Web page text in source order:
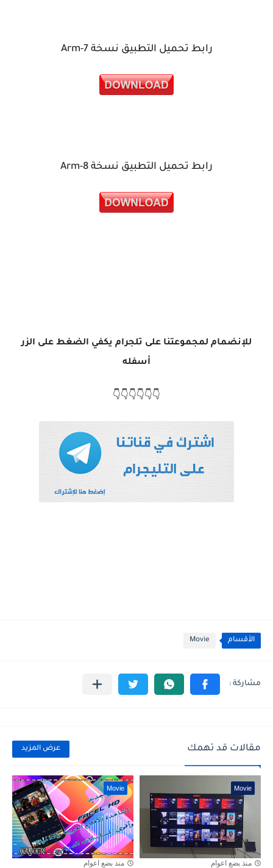
رابط تحميل التطبيق نسخة Arm-7
رابط تحميل التطبيق نسخة Arm-8
للإنضمام لمجموعتنا على تلجرام يكفي الضغط على الزر
أسفله
👇👇👇👇👇👇
الأقسام Movie
مقالات قد تهمك عرض المزيد
Movie
منذ بضع اعوام
Movie
منذ بضع اعوام